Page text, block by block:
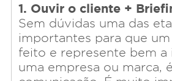
1. Ouvir o cliente +
Sem dúvidas uma das
importantes para que
feito e represente bem a
uma empresa ou marca,